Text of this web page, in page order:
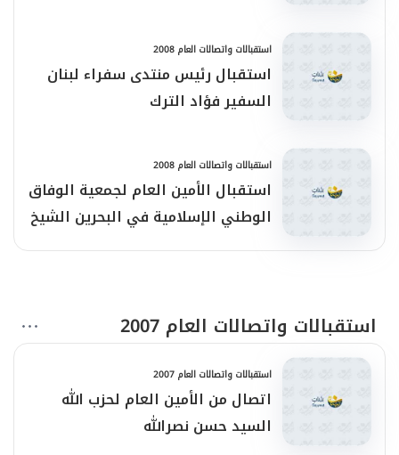
استقبالات واتصالات العام 2008
استقبال رئيس منتدى سفراء لبنان
السفير فؤاد الترك
استقبالات واتصالات العام 2008
استقبال الأمين العام لجمعية الوفاق
الوطني الإسلامية في البحرين الشيخ
علي سلمان
استقبالات واتصالات العام 2007
استقبالات واتصالات العام 2007
اتصال من الأمين العام لحزب الله
السيد حسن نصرالله